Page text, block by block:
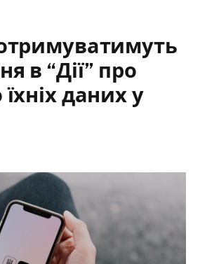
в “Дії” про
даних у